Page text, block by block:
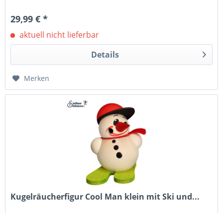
29,99 € *
aktuell nicht lieferbar
Details
Merken
Kugelräucherfigur Cool Man klein mit Ski und...